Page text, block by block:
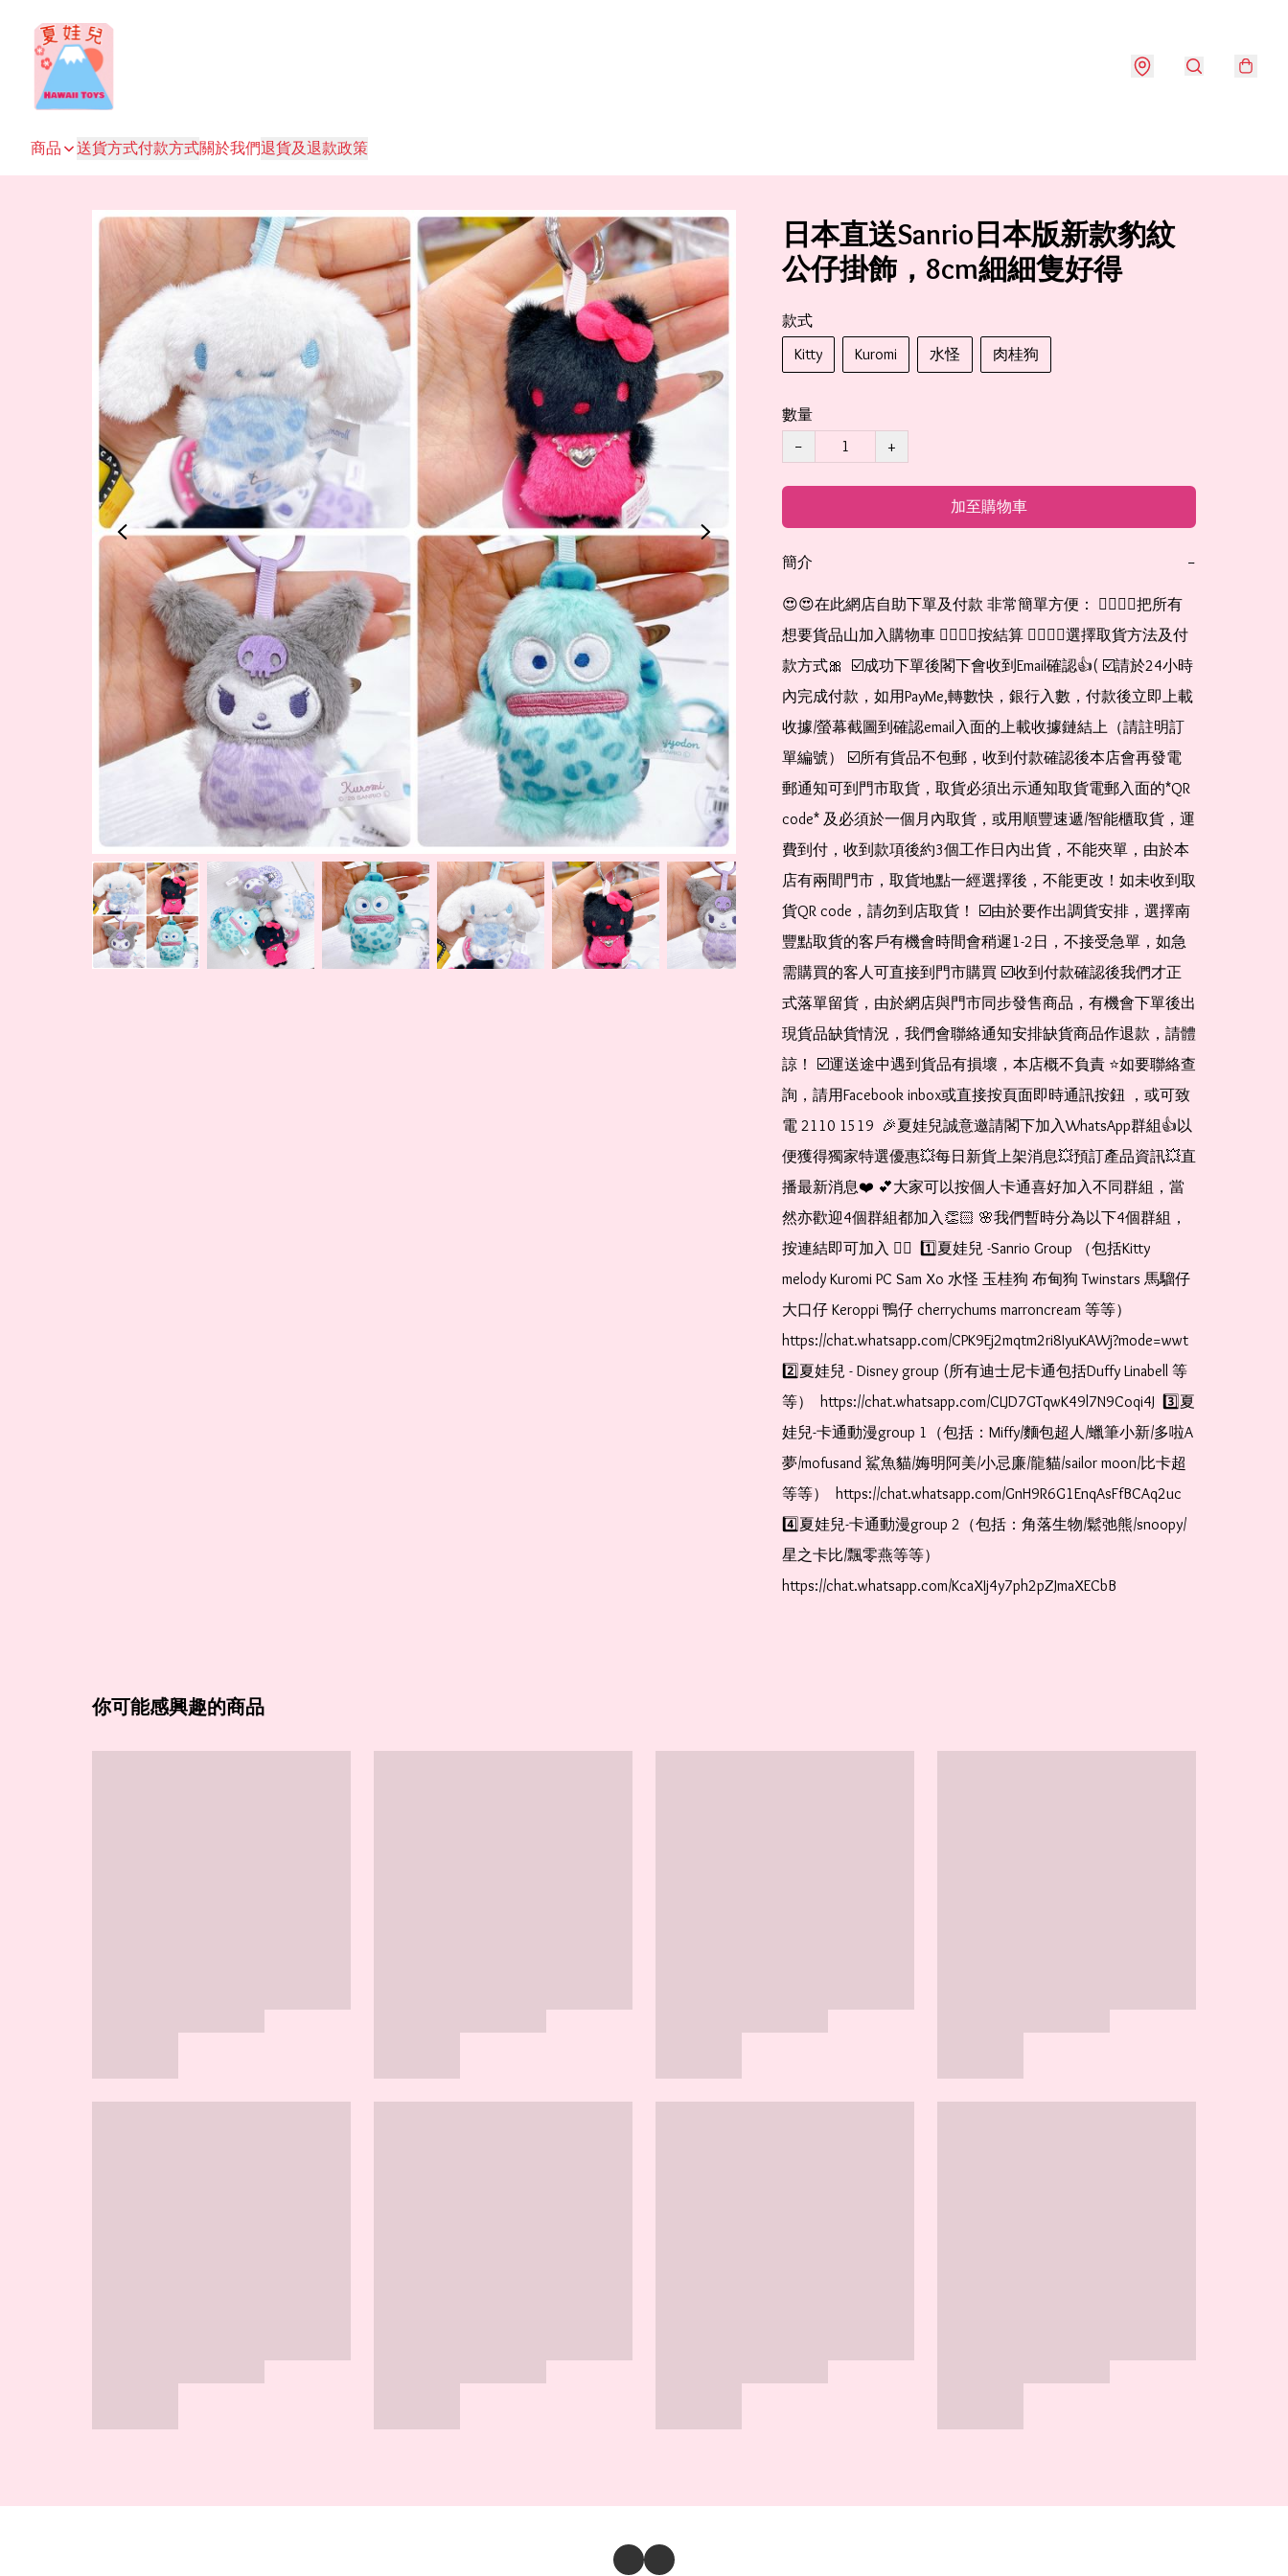
商品 送貨方式付款方式關於我們退貨及退款政策
日本直送Sanrio日本版新款豹紋
公仔掛飾，8cm細細隻好得
款式
Kitty
Kuromi 水怪 肉桂狗
數量
−
+
加至購物車
簡介 −
😍😍在此網店自助下單及付款 非常簡單方便： 👉🏻👉🏻把所有
想要貨品山加入購物車 👉🏻👉🏻按結算 👉🏻👉🏻選擇取貨方法及付
款方式🎀  ☑️成功下單後閣下會收到Email確認👍( ☑️請於24小時
內完成付款，如用PayMe,轉數快，銀行入數，付款後立即上載
收據/螢幕截圖到確認email入面的上載收據鏈結上（請註明訂
單編號） ☑️所有貨品不包郵，收到付款確認後本店會再發電
郵通知可到門市取貨，取貨必須出示通知取貨電郵入面的*QR
code* 及必須於一個月內取貨，或用順豐速遞/智能櫃取貨，運
費到付，收到款項後約3個工作日內出貨，不能夾單，由於本
店有兩間門市，取貨地點一經選擇後，不能更改！如未收到取
貨QR code，請勿到店取貨！ ☑️由於要作出調貨安排，選擇南
豐點取貨的客戶有機會時間會稍遲1-2日，不接受急單，如急
需購買的客人可直接到門市購買 ☑️收到付款確認後我們才正
式落單留貨，由於網店與門市同步發售商品，有機會下單後出
現貨品缺貨情況，我們會聯絡通知安排缺貨商品作退款，請體
諒！ ☑️運送途中遇到貨品有損壞，本店概不負責 ⭐️如要聯絡查
詢，請用Facebook inbox或直接按頁面即時通訊按鈕 ，或可致
電 2110 1519  🎉夏娃兒誠意邀請閣下加入WhatsApp群組👍以
便獲得獨家特選優惠💥每日新貨上架消息💥預訂產品資訊💥直
播最新消息❤️ 💕大家可以按個人卡通喜好加入不同群組，當
然亦歡迎4個群組都加入👏🏻 🌸我們暫時分為以下4個群組，
按連結即可加入 👇🏻  1️⃣夏娃兒 -Sanrio Group （包括Kitty
melody Kuromi PC Sam Xo 水怪 玉桂狗 布甸狗 Twinstars 馬騮仔
大口仔 Keroppi 鴨仔 cherrychums marroncream 等等）
https://chat.whatsapp.com/CPK9Ej2mqtm2ri8IyuKAWj?mode=wwt
2️⃣夏娃兒 - Disney group (所有迪士尼卡通包括Duffy Linabell 等
等）  https://chat.whatsapp.com/CLJD7GTqwK49l7N9Coqi4J  3️⃣夏
娃兒-卡通動漫group 1（包括：Miffy/麵包超人/蠟筆小新/多啦A
夢/mofusand 鯊魚貓/娒明阿美/小忌廉/龍貓/sailor moon/比卡超
等等）  https://chat.whatsapp.com/GnH9R6G1EnqAsFfBCAq2uc
4️⃣夏娃兒-卡通動漫group 2（包括：角落生物/鬆弛熊/snoopy/
星之卡比/飄零燕等等）
https://chat.whatsapp.com/KcaXIj4y7ph2pZJmaXECbB
你可能感興趣的商品